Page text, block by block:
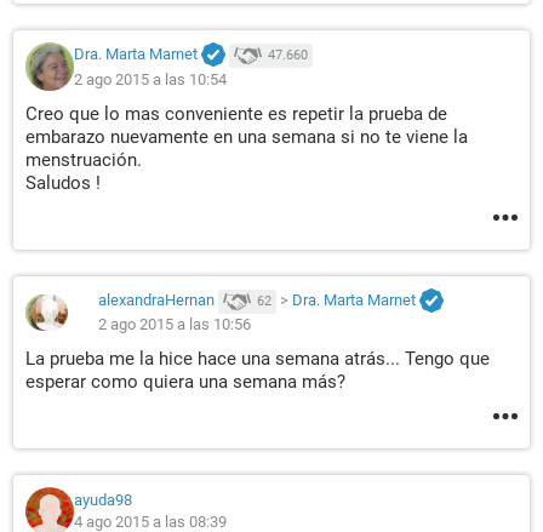
Dra. Marta Marnet 47.660
2 ago 2015 a las 10:54
Creo que lo mas conveniente es repetir la prueba de
embarazo nuevamente en una semana si no te viene la
menstruación.
Saludos !
alexandraHernan 62 > Dra. Marta Marnet
2 ago 2015 a las 10:56
La prueba me la hice hace una semana atrás... Tengo que
esperar como quiera una semana más?
ayuda98
4 ago 2015 a las 08:39